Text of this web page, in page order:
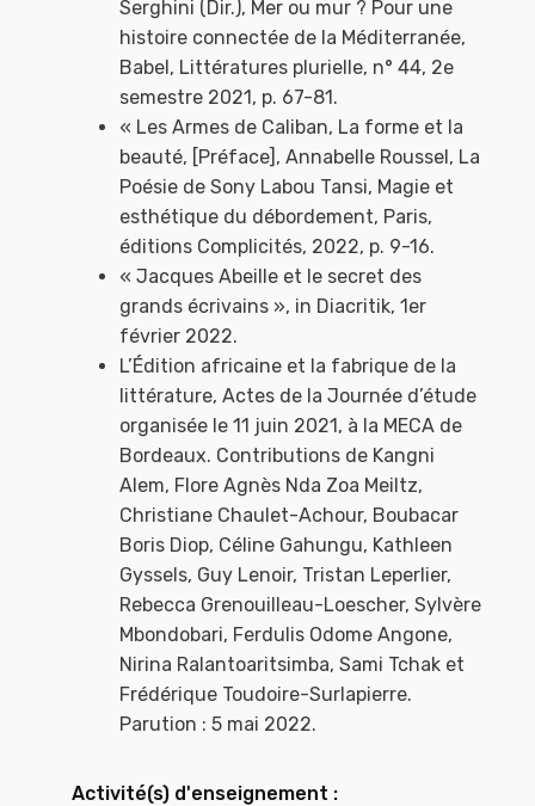
Serghini (Dir.), Mer ou mur ? Pour une
histoire connectée de la Méditerranée,
Babel, Littératures plurielle, n° 44, 2e
semestre 2021, p. 67-81.
« Les Armes de Caliban, La forme et la
beauté, [Préface], Annabelle Roussel, La
Poésie de Sony Labou Tansi, Magie et
esthétique du débordement, Paris,
éditions Complicités, 2022, p. 9-16.
« Jacques Abeille et le secret des
grands écrivains », in Diacritik, 1er
février 2022.
L’Édition africaine et la fabrique de la
littérature, Actes de la Journée d’étude
organisée le 11 juin 2021, à la MECA de
Bordeaux. Contributions de Kangni
Alem, Flore Agnès Nda Zoa Meiltz,
Christiane Chaulet-Achour, Boubacar
Boris Diop, Céline Gahungu, Kathleen
Gyssels, Guy Lenoir, Tristan Leperlier,
Rebecca Grenouilleau-Loescher, Sylvère
Mbondobari, Ferdulis Odome Angone,
Nirina Ralantoaritsimba, Sami Tchak et
Frédérique Toudoire-Surlapierre.
Parution : 5 mai 2022.
Activité(s) d'enseignement :